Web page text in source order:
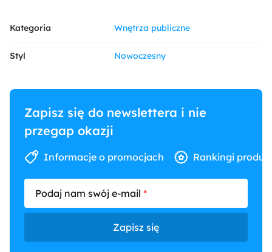
Kategoria Wnętrza publiczne
Styl Nowoczesny
Zapisz się do newslettera i nie
przegap okazji
Informacje o promocjach Rankingi
Podaj nam swój e-mail
Zapisz się